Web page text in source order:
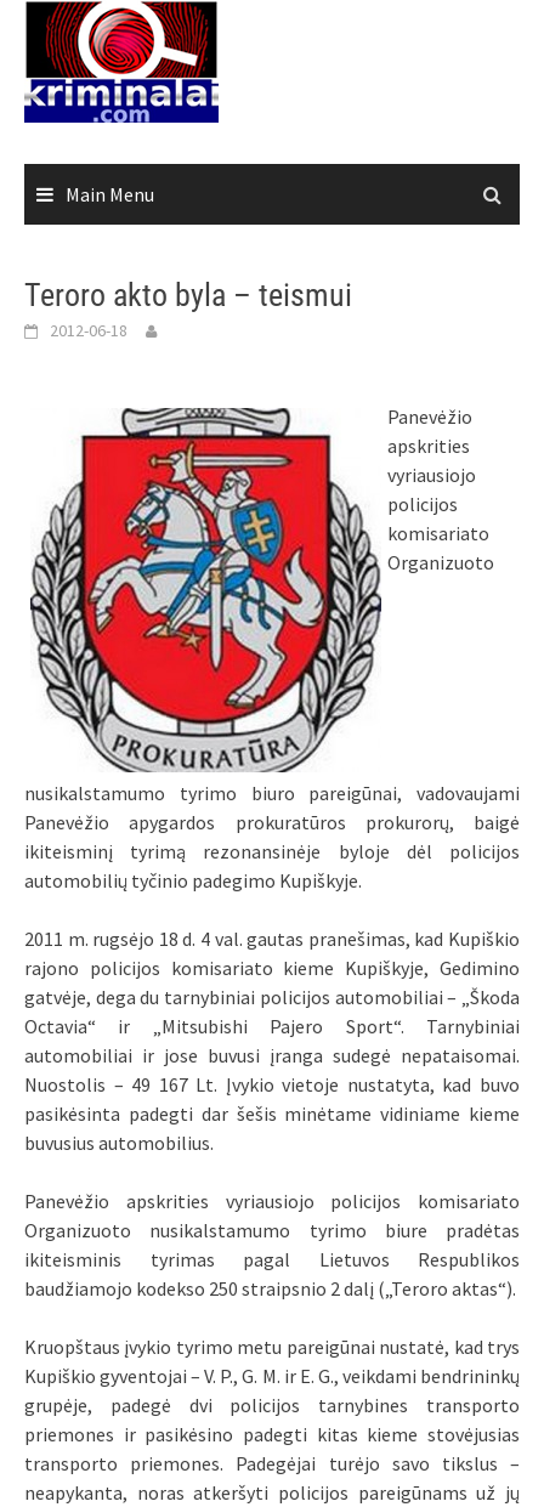
content
Main Menu
Teroro akto byla – teismui
2012-06-18
Panevėžio
apskrities
vyriausiojo
policijos
komisariato
Organizuoto
nusikalstamumo tyrimo biuro pareigūnai, vadovaujami
Panevėžio apygardos prokuratūros prokurorų, baigė
ikiteisminį tyrimą rezonansinėje byloje dėl policijos
automobilių tyčinio padegimo Kupiškyje.
2011 m. rugsėjo 18 d. 4 val. gautas pranešimas, kad Kupiškio
rajono policijos komisariato kieme Kupiškyje, Gedimino
gatvėje, dega du tarnybiniai policijos automobiliai – „Škoda
Octavia“ ir „Mitsubishi Pajero Sport“. Tarnybiniai
automobiliai ir jose buvusi įranga sudegė nepataisomai.
Nuostolis – 49 167 Lt. Įvykio vietoje nustatyta, kad buvo
pasikėsinta padegti dar šešis minėtame vidiniame kieme
buvusius automobilius.
Panevėžio apskrities vyriausiojo policijos komisariato
Organizuoto nusikalstamumo tyrimo biure pradėtas
ikiteisminis tyrimas pagal Lietuvos Respublikos
baudžiamojo kodekso 250 straipsnio 2 dalį („Teroro aktas“).
Kruopštaus įvykio tyrimo metu pareigūnai nustatė, kad trys
Kupiškio gyventojai – V. P., G. M. ir E. G., veikdami bendrininkų
grupėje, padegė dvi policijos tarnybines transporto
priemones ir pasikėsino padegti kitas kieme stovėjusias
transporto priemones. Padegėjai turėjo savo tikslus –
neapykanta, noras atkeršyti policijos pareigūnams už jų